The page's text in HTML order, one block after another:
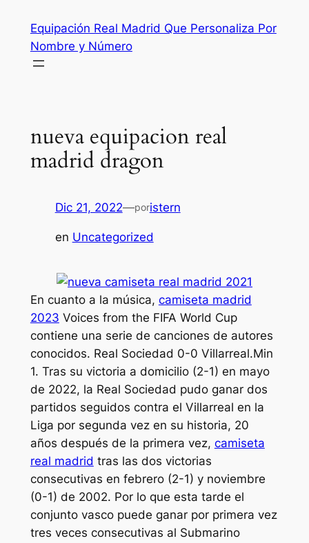
contenido
Equipación Real Madrid Que Personaliza Por
Nombre y Número
nueva equipacion real
madrid dragon
Dic 21, 2022—poristern
en Uncategorized
En cuanto a la música, camiseta madrid
2023 Voices from the FIFA World Cup
contiene una serie de canciones de autores
conocidos. Real Sociedad 0-0 Villarreal.Min
1. Tras su victoria a domicilio (2-1) en mayo
de 2022, la Real Sociedad pudo ganar dos
partidos seguidos contra el Villarreal en la
Liga por segunda vez en su historia, 20
años después de la primera vez, camiseta
real madrid tras las dos victorias
consecutivas en febrero (2-1) y noviembre
(0-1) de 2002. Por lo que esta tarde el
conjunto vasco puede ganar por primera vez
tres veces consecutivas al Submarino